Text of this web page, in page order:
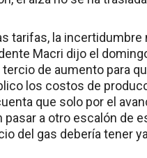
tarifas, la incertidumbre
Macri dijo el
de aumento para
los costos de
que solo por el
pasar a otro escalón de
del gas debería tener